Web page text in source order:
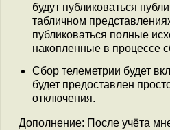
будут публиковаться
табличном
публиковаться полные
накопленные в процессе
Сбор телеметрии будет
будет предоставлен
отключения.
Дополнение: После учёта